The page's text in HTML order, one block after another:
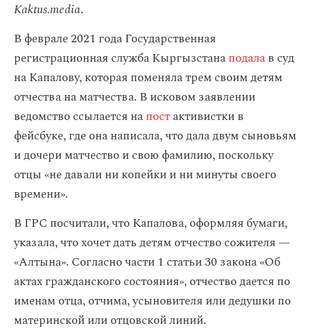
Kaktus.media.
В феврале 2021 года Государственная
регистрационная служба Кыргызстанаподалав суд
на Капалову, которая поменяла трем своим детям
отчества на матчества. В исковом заявлении
ведомство ссылается напостактивистки в
фейсбуке, где она написала, что дала двум сыновьям
и дочери матчество и свою фамилию, поскольку
отцы «не давали ни копейки и ни минуты своего
времени».
В ГРС посчитали, что Капалова, оформляя бумаги,
указала, что хочет дать детям отчество сожителя —
«Алтына». Согласно части 1 статьи 30 закона «Об
актах гражданского состояния», отчество дается по
именам отца, отчима, усыновителя или дедушки по
материнской или отцовской линий.